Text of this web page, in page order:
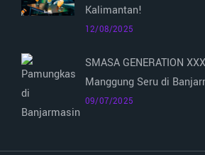
Kalimantan!
12/08/2025
SMASA GENERATION
Manggung Seru di
09/07/2025